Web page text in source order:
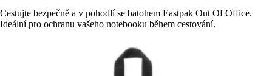
Cestujte bezpečně a v pohodlí se batohem Eastpak Out Of Office.
Ideální pro ochranu vašeho notebooku během cestování.